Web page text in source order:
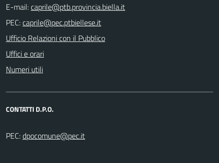
E-mail:
PEC:
Ufficio Relazioni con il Pubblico
Uffici e orari
Numeri utili
CONTATTI D.P.O.
PEC: